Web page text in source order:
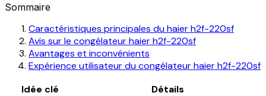
Sommaire
Caractéristiques principales du haier h2f-220sf
Avis sur le congélateur haier h2f-220sf
Avantages et inconvénients
Expérience utilisateur du congélateur haier h2f-220sf
Idée clé
Détails